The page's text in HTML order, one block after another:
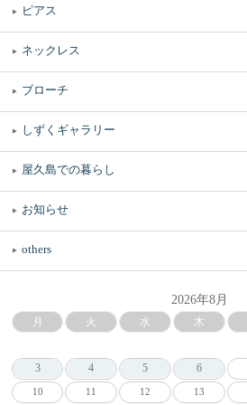
ピアス
ネックレス
ブローチ
しずくギャラリー
屋久島での暮らし
お知らせ
others
2026年8月
月 火 水 木
3
4 5 6
10 11 12 13